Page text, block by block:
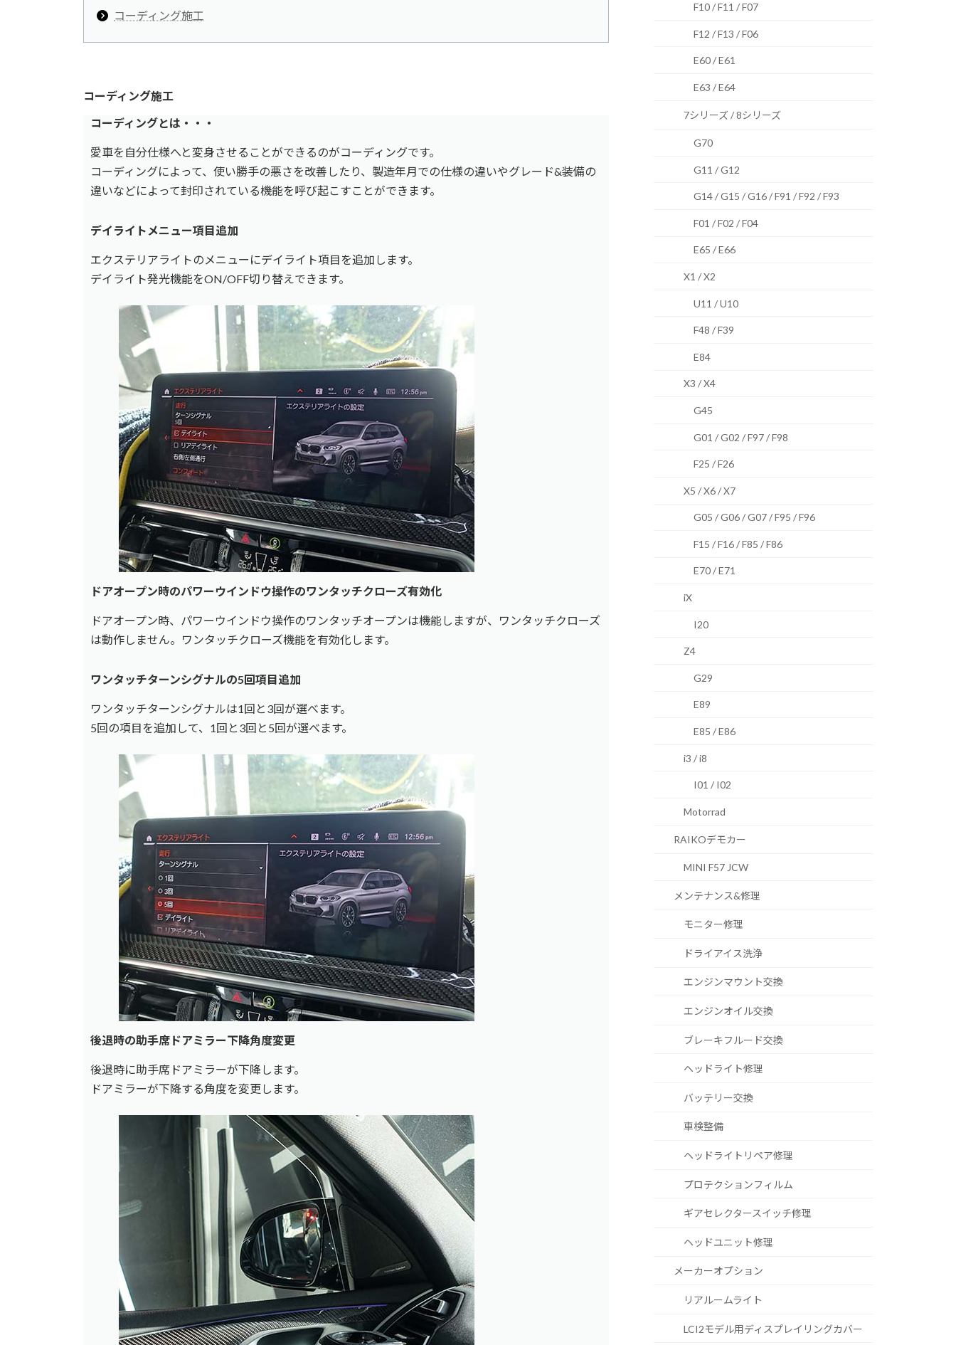
コーディング施工
コーディング施工
コーディングとは・・・
愛車を自分仕様へと変身させることができるのがコーディングです。
コーディングによって、使い勝手の悪さを改善したり、製造年月での仕様の違いやグレード&装備の
違いなどによって封印されている機能を呼び起こすことができます。
デイライトメニュー項目追加
エクステリアライトのメニューにデイライト項目を追加します。
デイライト発光機能をON/OFF切り替えできます。
ドアオープン時のパワーウインドウ操作のワンタッチクローズ有効化
ドアオープン時、パワーウインドウ操作のワンタッチオープンは機能しますが、ワンタッチクローズ
は動作しません。ワンタッチクローズ機能を有効化します。
ワンタッチターンシグナルの5回項目追加
ワンタッチターンシグナルは1回と3回が選べます。
5回の項目を追加して、1回と3回と5回が選べます。
後退時の助手席ドアミラー下降角度変更
後退時に助手席ドアミラーが下降します。
ドアミラーが下降する角度を変更します。
F10 / F11 / F07
F12 / F13 / F06
E60 / E61
E63 / E64
7シリーズ / 8シリーズ
G70
G11 / G12
G14 / G15 / G16 / F91 / F92 / F93
F01 / F02 / F04
E65 / E66
X1 / X2
U11 / U10
F48 / F39
E84
X3 / X4
G45
G01 / G02 / F97 / F98
F25 / F26
X5 / X6 / X7
G05 / G06 / G07 / F95 / F96
F15 / F16 / F85 / F86
E70 / E71
iX
I20
Z4
G29
E89
E85 / E86
i3 / i8
I01 / I02
Motorrad
RAIKOデモカー
MINI F57 JCW
メンテナンス&修理
モニター修理
ドライアイス洗浄
エンジンマウント交換
エンジンオイル交換
ブレーキフルード交換
ヘッドライト修理
バッテリー交換
車検整備
ヘッドライトリペア修理
プロテクションフィルム
ギアセレクタースイッチ修理
ヘッドユニット修理
メーカーオプション
リアルームライト
LCI2モデル用ディスプレイリングカバー